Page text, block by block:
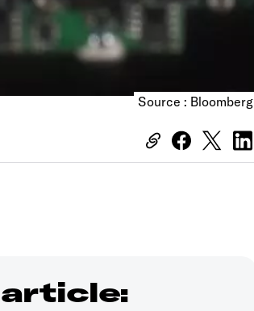
Source : Bloomberg